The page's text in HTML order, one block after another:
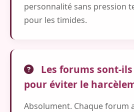
personnalité sans pression
pour les timides.
Les forums sont-
pour éviter le
Absolument. Chaque forum